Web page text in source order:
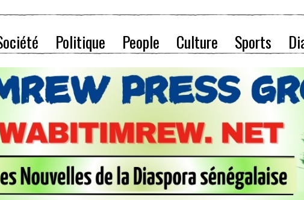
Politique People Culture Sports